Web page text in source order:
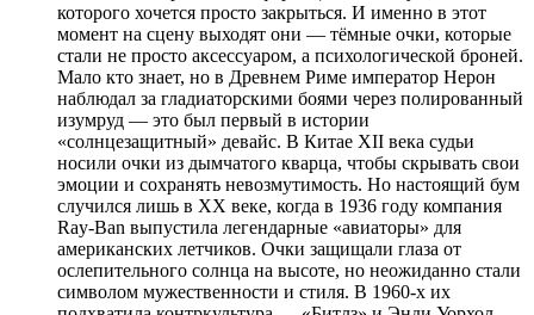
которого хочется просто закрыться. И именно в этот
момент на сцену выходят они — тёмные очки, которые
стали не просто аксессуаром, а психологической броней.
Мало кто знает, но в Древнем Риме император Нерон
наблюдал за гладиаторскими боями через полированный
изумруд — это был первый в истории
«солнцезащитный» девайс. В Китае XII века судьи
носили очки из дымчатого кварца, чтобы скрывать свои
эмоции и сохранять невозмутимость. Но настоящий бум
случился лишь в XX веке, когда в 1936 году компания
Ray-Ban выпустила легендарные «авиаторы» для
американских летчиков. Очки защищали глаза от
ослепительного солнца на высоте, но неожиданно стали
символом мужественности и стиля. В 1960-х их